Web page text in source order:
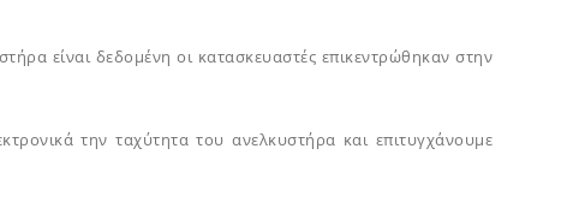
είναι δεδομένη οι κατασκευαστές επικεντρώθηκαν στην
την ταχύτητα του ανελκυστήρα και επιτυγχάνουμε